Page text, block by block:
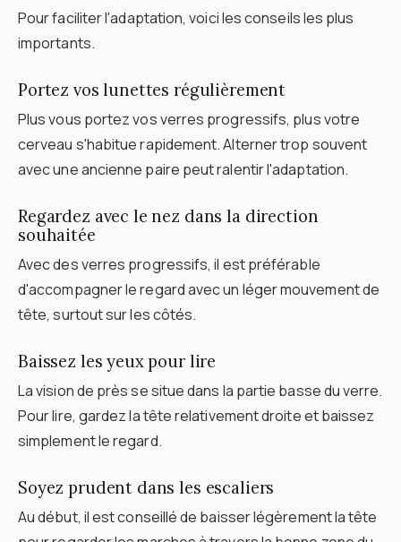
Pour faciliter l'adaptation, voici les conseils les plus
importants.
Portez vos lunettes régulièrement
Plus vous portez vos verres progressifs, plus votre
cerveau s'habitue rapidement. Alterner trop souvent
avec une ancienne paire peut ralentir l'adaptation.
Regardez avec le nez dans la direction
souhaitée
Avec des verres progressifs, il est préférable
d'accompagner le regard avec un léger mouvement de
tête, surtout sur les côtés.
Baissez les yeux pour lire
La vision de près se situe dans la partie basse du verre.
Pour lire, gardez la tête relativement droite et baissez
simplement le regard.
Soyez prudent dans les escaliers
Au début, il est conseillé de baisser légèrement la tête